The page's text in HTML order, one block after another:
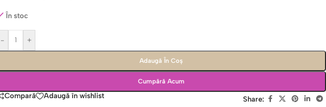
În stoc
- +
Adaugă În Coș
Cumpără Acum
Compară Adaugă în wishlist Share: